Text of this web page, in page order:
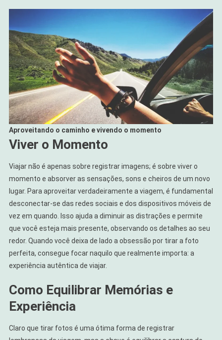
Aproveitando o caminho e vivendo o momento
Viver o Momento
Viajar não é apenas sobre registrar imagens; é sobre viver o
momento e absorver as sensações, sons e cheiros de um novo
lugar. Para aproveitar verdadeiramente a viagem, é fundamental
desconectar-se das redes sociais e dos dispositivos móveis de
vez em quando. Isso ajuda a diminuir as distrações e permite
que você esteja mais presente, observando os detalhes ao seu
redor. Quando você deixa de lado a obsessão por tirar a foto
perfeita, consegue focar naquilo que realmente importa: a
experiência autêntica de viajar.
Como Equilibrar Memórias e
Experiência
Claro que tirar fotos é uma ótima forma de registrar